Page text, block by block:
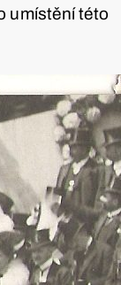
umístění této